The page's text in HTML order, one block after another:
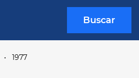
Buscar
1977